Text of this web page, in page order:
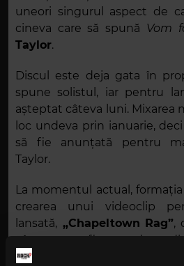
uneori singurul aspect de
cineva care să spună Vom
Taylor.
Discul este deja gata în
spune solistul, iar pentru
așteptat câteva luni. Mixarea
loc undeva prin ianuarie,
să fie anunțată pentru
Taylor.
La momentul actual,
crearea unui videoclip
lansată, „Chapeltown Rag”,
cântec ce va fi extras de pe